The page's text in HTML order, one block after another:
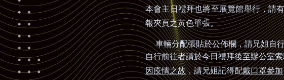
本會主日禮拜也將至展覽館舉行，請
報夾頁之黃色單張。
車輛分配張貼於公佈欄，請兄姐自
自行前往者請於今日禮拜後至辦公室
因疫情之故，請兄姐記得配戴口罩參加